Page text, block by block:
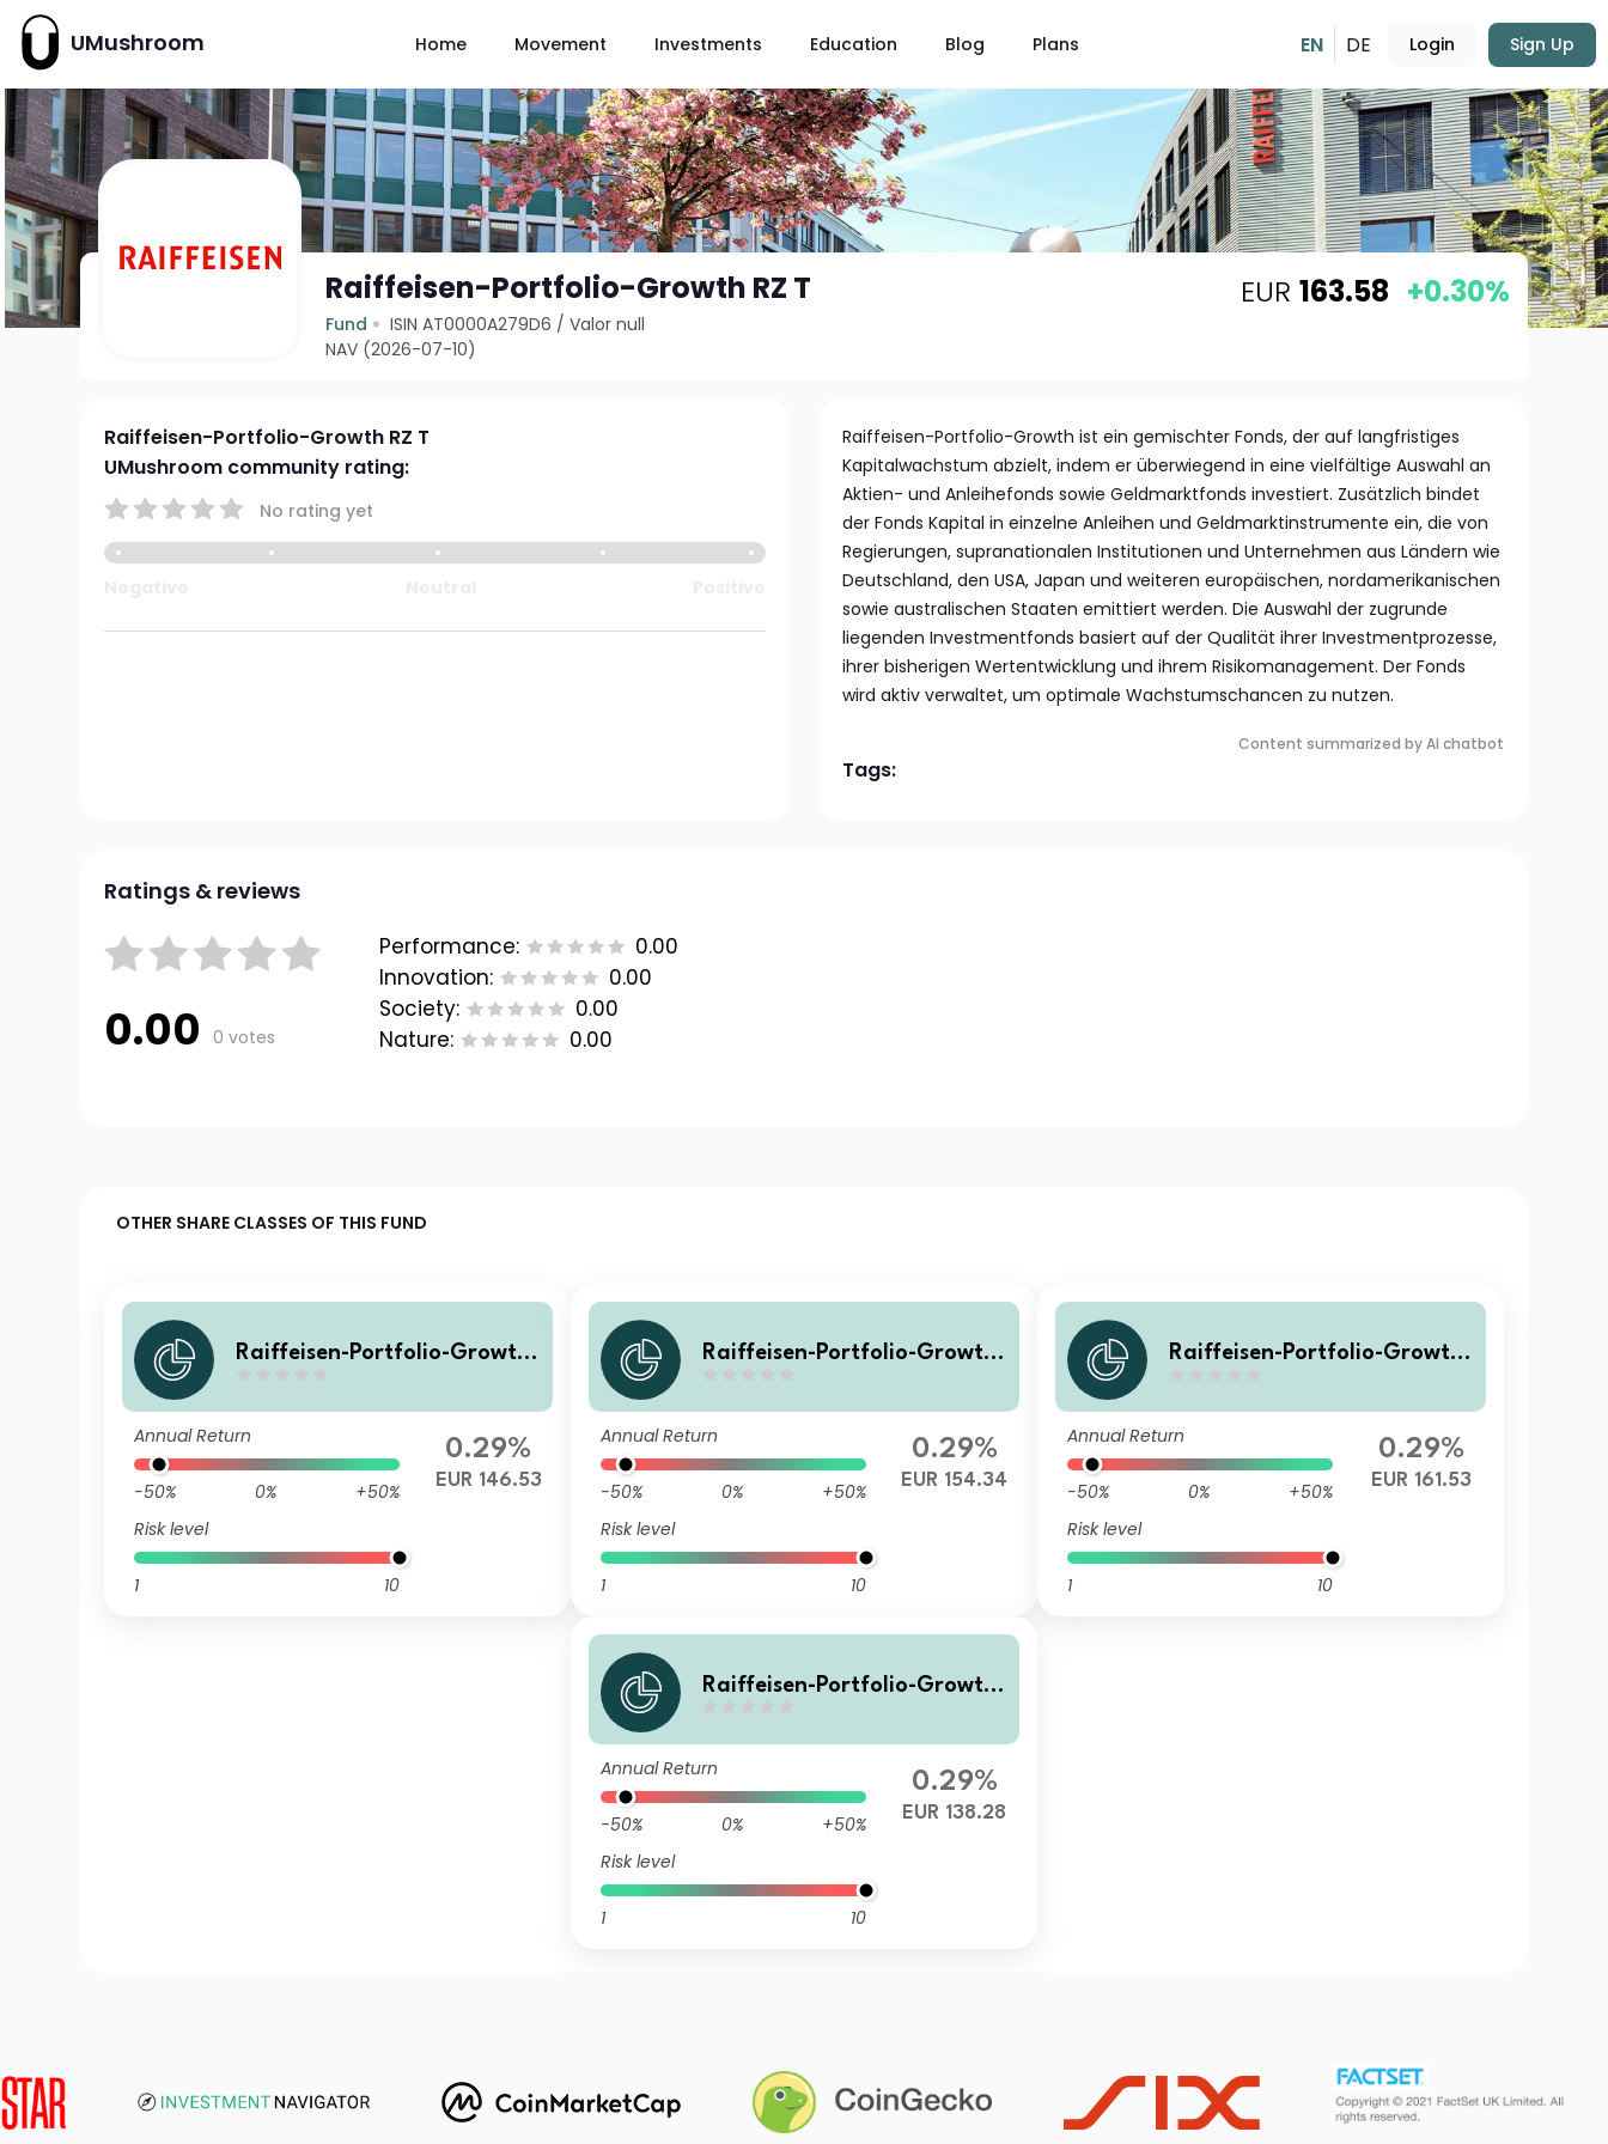
UMushroom Home Movement Investments Education Blog Plans EN DE Login Sign Up
Raiffeisen-Portfolio-Growth RZ T
Fund ISIN AT0000A279D6 /Valor null
NAV (2026-07-10)
EUR 163.58 +0.30%
Raiffeisen-Portfolio-Growth RZ T
UMushroom community rating:
No rating yet
Raiffeisen-Portfolio-Growth ist ein gemischter Fonds, der auf langfristiges
Kapitalwachstum abzielt, indem er überwiegend in eine vielfältige Auswahl an
Aktien- und Anleihefonds sowie Geldmarktfonds investiert. Zusätzlich bindet
der Fonds Kapital in einzelne Anleihen und Geldmarktinstrumente ein, die von
Regierungen, supranationalen Institutionen und Unternehmen aus Ländern wie
Deutschland, den USA, Japan und weiteren europäischen, nordamerikanischen
sowie australischen Staaten emittiert werden. Die Auswahl der zugrunde
liegenden Investmentfonds basiert auf der Qualität ihrer Investmentprozesse,
ihrer bisherigen Wertentwicklung und ihrem Risikomanagement. Der Fonds
wird aktiv verwaltet, um optimale Wachstumschancen zu nutzen.
Content summarized by AI chatbot
Tags:
Ratings & reviews
0.00 0 votes
Performance:
0.00
Innovation:
0.00
Society:
0.00
Nature:
0.00
OTHER SHARE CLASSES OF THIS FUND
Raiffeisen-Portfolio-Growth
Annual Return
-50% 0%
+50%
Risk level
1 10
0.29%
EUR 146.53
Raiffeisen-Portfolio-Growth
Annual Return
-50% 0%
+50%
Risk level
1 10
0.29%
EUR 154.34
Raiffeisen-Portfolio-Growth
Annual Return
-50% 0%
+50%
Risk level
1 10
0.29%
EUR 161.53
Raiffeisen-Portfolio-Growth
Annual Return
-50% 0%
+50%
Risk level
1 10
0.29%
EUR 138.28